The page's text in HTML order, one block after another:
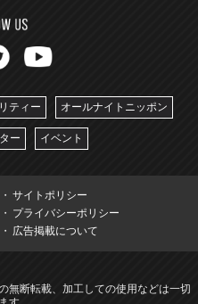
ティー オールナイトニッポン
ー イベント
サイトポリシー
プライバシーポリシー
広告掲載について
無断転載、加工しての使用などは一切